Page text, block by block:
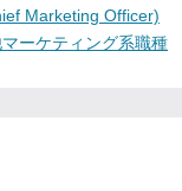
Marketing Officer)
ーケティング系職種